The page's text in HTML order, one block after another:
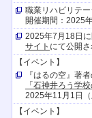
職業リハビリテ
開催期間：2025
2025年7月18日に
サイト にて公開さ
【イベント】
『はるの空』著
「石神井ろう学
2025年11月1日
【イベント】